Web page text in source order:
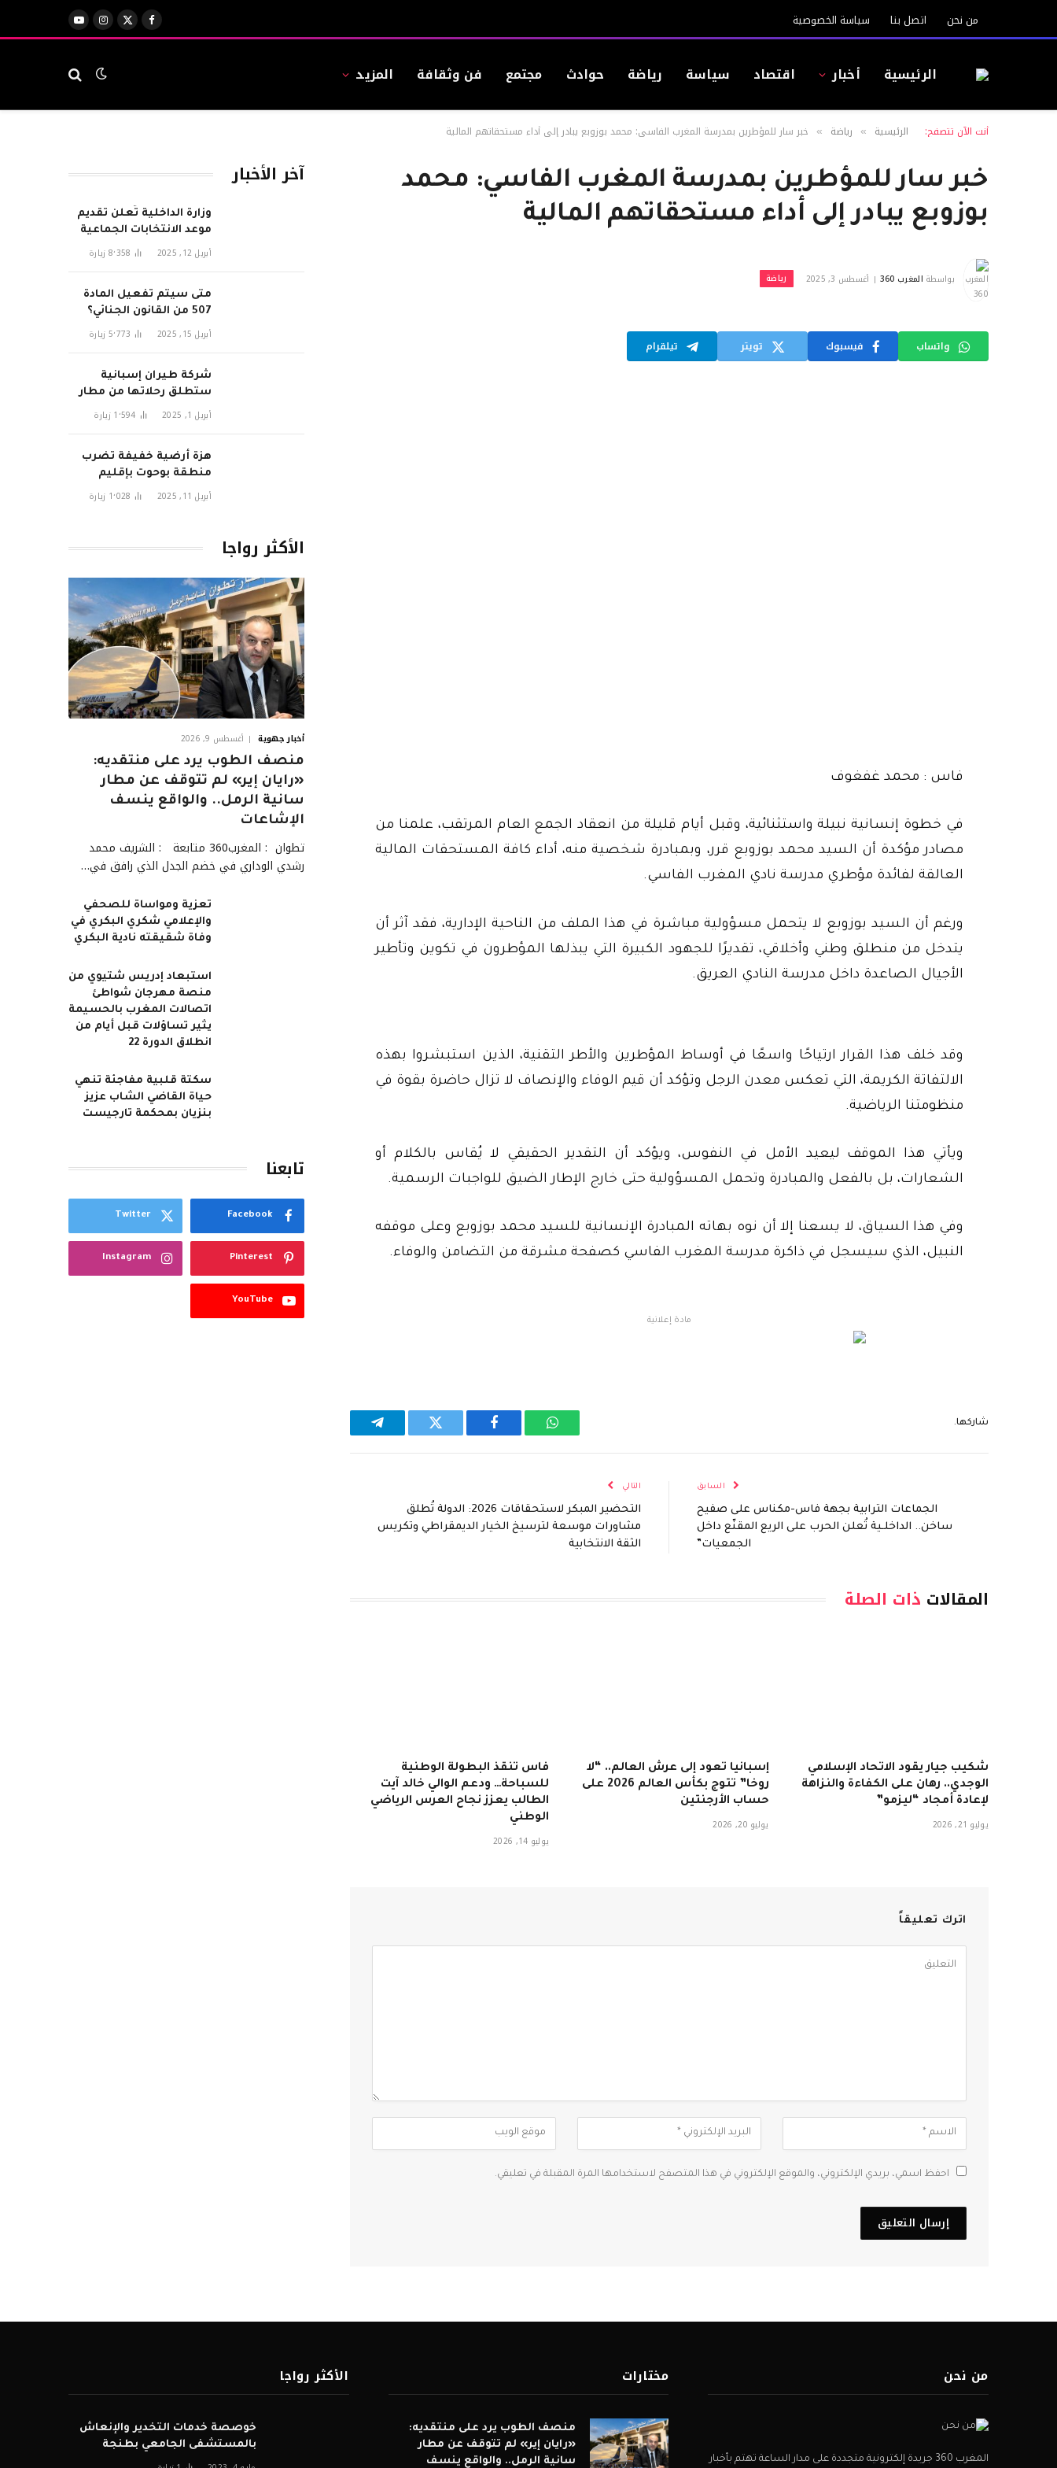
من نحن اتصل بنا سياسة الخصوصية فيسبوك
X
(Twitter)
الانستغرام
يوتيوب
الرئيسية أخبار اقتصاد سياسة رياضة حوادث مجتمع فن وثقافة المزيد
أنت الآن تتصفح: الرئيسية » رياضة » خبر سار للمؤطرين بمدرسة المغرب الفاسي: محمد بوزوبع يبادر إلى أداء مستحقاتهم المالية
خبر سار للمؤطرين بمدرسة المغرب الفاسي: محمد
بوزوبع يبادر إلى أداء مستحقاتهم المالية
بواسطة المغرب 360 أغسطس 3, 2025 رياضة
واتساب فيسبوك تويتر تيلقرام
فاس : محمد غفغوف
في خطوة إنسانية نبيلة واستثنائية، وقبل أيام قليلة من انعقاد الجمع العام المرتقب، علمنا من
مصادر مؤكدة أن السيد محمد بوزوبع قرر، وبمبادرة شخصية منه، أداء كافة المستحقات المالية
العالقة لفائدة مؤطري مدرسة نادي المغرب الفاسي.
ورغم أن السيد بوزوبع لا يتحمل مسؤولية مباشرة في هذا الملف من الناحية الإدارية، فقد آثر أن
يتدخل من منطلق وطني وأخلاقي، تقديرًا للجهود الكبيرة التي يبذلها المؤطرون في تكوين وتأطير
الأجيال الصاعدة داخل مدرسة النادي العريق.
وقد خلف هذا القرار ارتياحًا واسعًا في أوساط المؤطرين والأطر التقنية، الذين استبشروا بهذه
الالتفاتة الكريمة، التي تعكس معدن الرجل وتؤكد أن قيم الوفاء والإنصاف لا تزال حاضرة بقوة في
منظومتنا الرياضية.
ويأتي هذا الموقف ليعيد الأمل في النفوس، ويؤكد أن التقدير الحقيقي لا يُقاس بالكلام أو
الشعارات، بل بالفعل والمبادرة وتحمل المسؤولية حتى خارج الإطار الضيق للواجبات الرسمية.
وفي هذا السياق، لا يسعنا إلا أن نوه بهاته المبادرة الإنسانية للسيد محمد بوزوبع وعلى موقفه
النبيل، الذي سيسجل في ذاكرة مدرسة المغرب الفاسي كصفحة مشرقة من التضامن والوفاء.
مادة إعلانية
شاركها.
واتساب فيسبوك تويتر تيلقرام
السابق
الجماعات الترابية بجهة فاس-مكناس على صفيح
ساخن.. الداخلـية تُعلن الحرب على الريع المقنّع داخل
الجمعيات”
التالي
التحضير المبكر لاستحقاقات 2026: الدولة تُطلق
مشاورات موسعة لترسيخ الخيار الديمقراطي وتكريس
الثقة الانتخابية
المقالات ذات الصلة
شكيب جيار يقود الاتحاد الإسلامي
الوجدي.. رهان على الكفاءة والنزاهة
لإعادة أمجاد “ليزمو”
يوليو 21, 2026
إسبانيا تعود إلى عرش العالم.. “لا
روخا” تتوج بكأس العالم 2026 على
حساب الأرجنتين
يوليو 20, 2026
فاس تنقذ البطولة الوطنية
للسباحة… ودعم الوالي خالد آيت
الطالب يعزز نجاح العرس الرياضي
الوطني
يوليو 14, 2026
اترك تعليقاً
احفظ اسمي، بريدي الإلكتروني، والموقع الإلكتروني في هذا المتصفح لاستخدامها المرة المقبلة في تعليقي.
آخر الأخبار
وزارة الداخلية تُعلن تقديم
موعد الانتخابات الجماعية
لتعزيز التنسيق مع
أبريل 12, 2025 8٬358 زيارة
متى سيتم تفعيل المادة
507 من القانون الجنائي؟
أبريل 15, 2025 5٬773 زيارة
شركة طيران إسبانية
ستطلق رحلاتها من مطار
تطوان سانية الرمل قريبا
أبريل 1, 2025 1٬594 زيارة
هزة أرضية خفيفة تضرب
منطقة بوحوت بإقليم
الحسيمة وتثير قلق
أبريل 11, 2025 1٬028 زيارة
الأكثر رواجا
أخبار جهوية
أغسطس 9, 2026
منصف الطوب يرد على منتقديه:
«رايان إير» لم تتوقف عن مطار
سانية الرمل.. والواقع ينسف
الإشاعات
تطوان : المغرب360 متابعة : الشريف محمد
رشدي الوداري في خضم الجدل الذي رافق في…
تعزية ومواساة للصحفي
والإعلامي شكري البكري في
وفاة شقيقته نادية البكري
استبعاد إدريس شتيوي من
منصة مهرجان شواطئ
اتصالات المغرب بالحسيمة
يثير تساؤلات قبل أيام من
انطلاق الدورة 22
سكتة قلبية مفاجئة تنهي
حياة القاضي الشاب عزيز
بنزيان بمحكمة تارجيست
تابعنا
Facebook
Twitter
Pinterest
Instagram
YouTube
من نحن
المغرب 360 جريدة إلكترونية متجددة على مدار الساعة تهتم بأخبار
مختارات
منصف الطوب يرد على منتقديه:
«رايان إير» لم تتوقف عن مطار
سانية الرمل.. والواقع ينسف
الأكثر رواجا
خوصصة خدمات التخدير والإنعاش
بالمستشفى الجامعي بطنجة